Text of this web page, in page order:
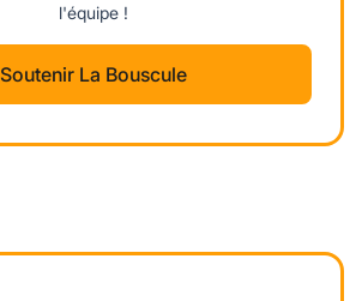
l'équipe !
Soutenir La Bouscule